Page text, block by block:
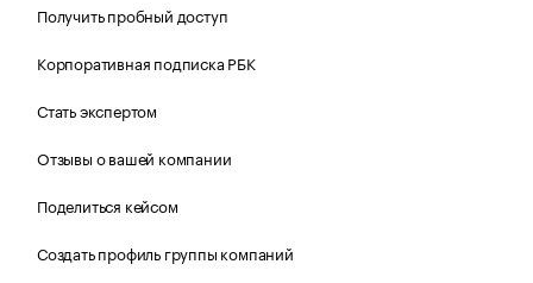
Получить пробный доступ
Корпоративная подписка РБК
Стать экспертом
Отзывы о вашей компании
Поделиться кейсом
Создать профиль группы компаний